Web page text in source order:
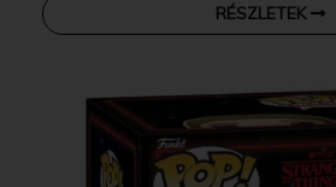
RÉSZLETEK